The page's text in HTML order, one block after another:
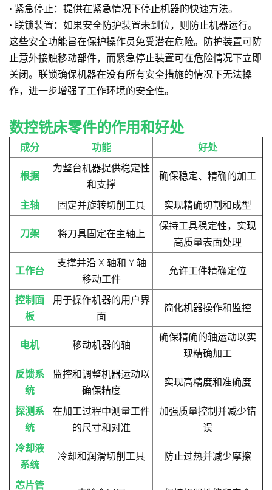
• 紧急停止：提供在紧急情况下停止机器的快速方法。
• 联锁装置：如果安全防护装置未到位，则防止机器运行。
这些安全功能旨在保护操作员免受潜在危险。防护装置可防
止意外接触移动部件，而紧急停止装置可在危险情况下立即
关闭。联锁确保机器在没有所有安全措施的情况下无法操
作，进一步增强了工作环境的安全性。
数控铣床零件的作用和好处
成分 功能 好处
根据
为整台机器提供稳定性
和支撑
确保稳定、精确的加工
主轴 固定并旋转切削工具 实现精确切割和成型
刀架 将刀具固定在主轴上
保持工具稳定性，实现
高质量表面处理
工作台
支撑并沿 X 轴和 Y 轴
移动工件
允许工件精确定位
控制面
板
用于操作机器的用户界
面
简化机器操作和监控
电机 移动机器的轴
确保精确的轴运动以实
现精确加工
反馈系
统
监控和调整机器运动以
确保精度
实现高精度和准确度
探测系
统
在加工过程中测量工件
的尺寸和对准
加强质量控制并减少错
误
冷却液
系统
冷却和润滑切削工具 防止过热并减少摩擦
芯片管